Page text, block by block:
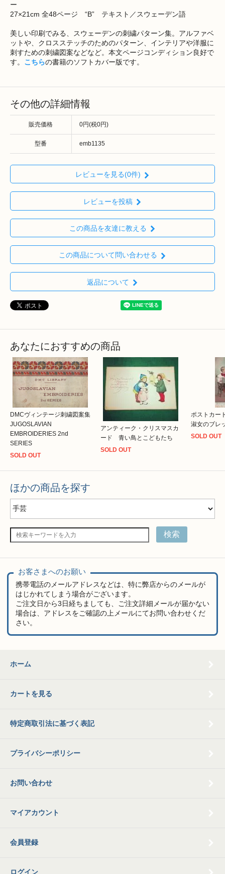
ー
27×21cm 全48ページ “B” テキスト／スウェーデン語
美しい印刷でみる、スウェーデンの刺繍パターン集。アルファベ
ットや、クロスステッチのためのパターン、インテリアや洋服に
刺すための刺繍図案などなど。本文ページコンディション良好で
す。 こちらの書籍のソフトカバー版です。
その他の詳細情報
販売価格 0円(税0円)
型番 emb1135
レビューを見る(0件)
レビューを投稿
この商品を友達に教える
この商品について問い合わせる
返品について
あなたにおすすめの商品
DMCヴィンテージ刺繍図案集
JUGOSLAVIAN
EMBROIDERIES 2nd
SERIES
SOLD OUT
アンティーク・クリスマスカ
ード 青い鳥とこどもたち
SOLD OUT
ポストカー
淑女のブレ
SOLD OUT
ほかの商品を探す
検索
お客さまへのお願い
携帯電話のメールアドレスなどは、特に弊店からのメールが
はじかれてしまう場合がございます。
ご注文日から3日経ちましても、ご注文詳細メールが届かない
場合は、アドレスをご確認の上メールにてお問い合わせくだ
さい。
ホーム
カートを見る
特定商取引法に基づく表記
プライバシーポリシー
お問い合わせ
マイアカウント
会員登録
ログイン